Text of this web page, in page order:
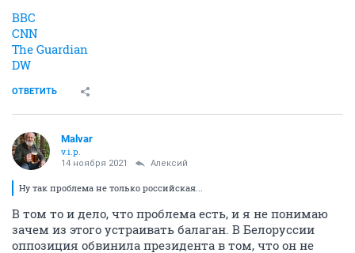
BBC
CNN
The Guardian
DW
ОТВЕТИТЬ
Malvar
v.i.p.
14 ноября 2021 Алексий
Ну так проблема не только российская...
В том то и дело, что проблема есть, и я не понимаю
зачем из этого устраивать балаган. В Белоруссии
оппозиция обвинила президента в том, что он не